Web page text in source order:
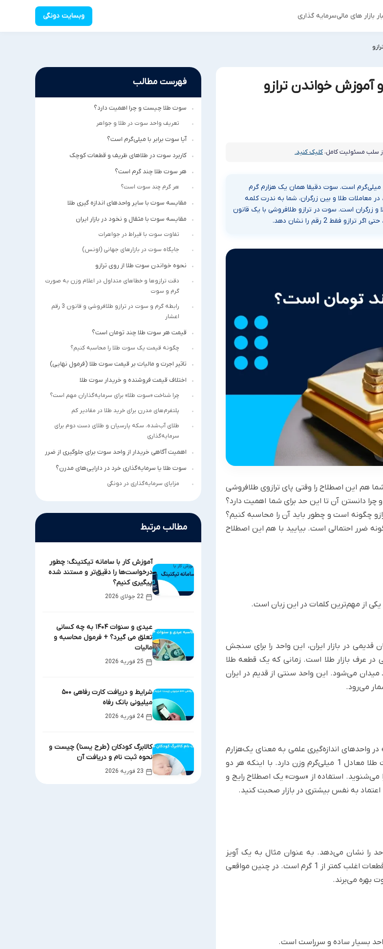
بازار های مالیسرمایه گذاری وبسایت دونگی
سلب مسئولیت کامل، کلیک کنید.
میلی‌گرم است. سوت دقیقا همان یک‌ هزارم گرم
یکی هستند، در معاملات طلا و بین زرگران، شما به ندرت کلمه
و زرگران است. سوت در ترازو طلافروشی با یک قانون
هم این اصطلاح را وقتی پای ترازوی طلافروشی
دانستن آن تا این حد برای شما اهمیت دارد؟
روی ترازو چگونه است و چطور باید آن را محاسبه کنیم؟
ضرر احتمالی است. بیایید با هم این اصطلاح
یکی از مهم‌ترین کلمات در این زبان است.
در بازار ایران، این واحد را برای سنجش
در عرف بازار طلا است. زمانی که یک قطعه طلا
میدان می‌شود. این واحد سنتی از قدیم در ایران
می‌رود.
واحدهای اندازه‌گیری علمی به معنای یک‌هزارم
(1/1000) است. سوت هم دقیقا همان یک‌هزارم گرم است. پس 1 سوت طلا معادل 1 میلی‌گرم وزن دارد. با اینکه هر دو
می‌شنوید. استفاده از «سوت» یک اصطلاح رایج و
به نفس بیشتری در بازار صحبت کنید.
را نشان می‌دهد. به عنوان مثال به یک آویز
کوچک، بخشی از یک زنجیر نازک یا یک گوشواره سبک فکر کنید. وزن این قطعات اغلب کمتر از 1 گرم است. در چنین مواقعی
بهره می‌برند.
فهرست مطالب
سوت طلا چیست و چرا اهمیت دارد؟
تعریف واحد سوت در طلا و جواهر
آیا سوت برابر با میلی‌گرم است؟
کاربرد سوت در طلاهای ظریف و قطعات کوچک
هر سوت طلا چند گرم است؟
هر گرم چند سوت است؟
مقایسه سوت با سایر واحدهای اندازه گیری طلا
مقایسه سوت با مثقال و نخود در بازار ایران
تفاوت سوت با قیراط در جواهرات
جایگاه سوت در بازارهای جهانی (اونس)
نحوه خواندن سوت طلا از روی ترازو
دقت ترازوها و خطاهای متداول در اعلام وزن به صورت
گرم و سوت
رابطه گرم و سوت در ترازو طلافروشی و قانون 3 رقم
اعشار
قیمت هر سوت طلا چند تومان است؟
چگونه قیمت یک سوت طلا را محاسبه کنیم؟
تاثیر اجرت و مالیات بر قیمت سوت طلا (فرمول نهایی)
اختلاف قیمت فروشنده و خریدار سوت طلا
چرا شناخت «سوت طلا» برای سرمایه‌گذاران مهم است؟
پلتفرم‌های مدرن برای خرید طلا در مقادیر کم
طلای آب‌شده، سکه پارسیان و طلای دست دوم برای
سرمایه‌گذاری
اهمیت آگاهی خریدار از واحد سوت برای جلوگیری از ضرر
سوت طلا یا سرمایه‌گذاری خرد در دارایی‌های مدرن؟
مزایای سرمایه‌گذاری در دونگی
مطالب مرتبط
آموزش کار با سامانه تیکتینگ؛ چطور
درخواست‌ها را دقیق‌تر و مستند شده
پیگیری کنیم؟
22 جولای 2026
عیدی و سنوات ۱۴۰۴ به چه کسانی
تعلق می گیرد؟ + فرمول محاسبه و
مالیات
25 فوریه 2026
شرایط و دریافت کارت رفاهی ۵۰۰
میلیونی بانک رفاه
24 فوریه 2026
کالابرگ کودکان (طرح یسنا) چیست و
نحوه ثبت نام و دریافت آن
23 فوریه 2026